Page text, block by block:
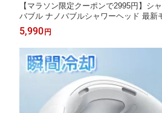
【マラソン限定クーポンで2995円】シ
バブル ナノバブルシャワーヘッド 最新
000万個 ミスト6つモード 節水シャワー
手元止水 毛穴ケア 頭皮ケア 汚れ除去
5,990円